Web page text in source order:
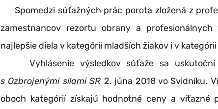
Spomedzi súťažných prác porota zložená z
zamestnancov rezortu obrany a
najlepšie diela v kategórii mladších žiakov i v
Vyhlásenie výsledkov súťaže sa
s Ozbrojenými silami SR 2. júna 2018 vo Svidníku.
oboch kategórií získajú hodnotné ceny a víťazné